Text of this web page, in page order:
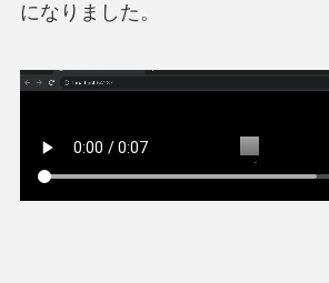
になりました。